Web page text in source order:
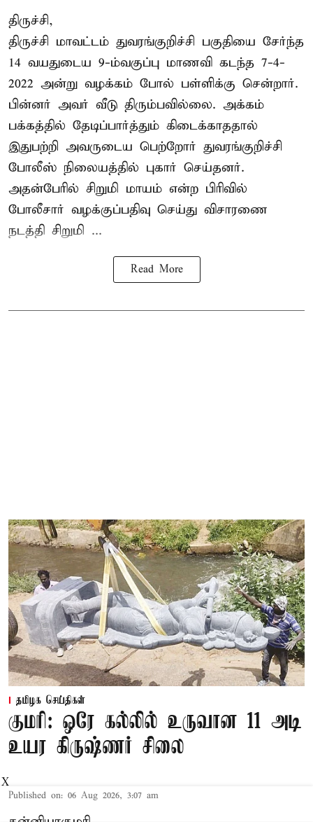
திருச்சி,
திருச்சி மாவட்டம் துவரங்குறிச்சி பகுதியை சேர்ந்த
14 வயதுடைய 9-ம்வகுப்பு மாணவி கடந்த 7-4-
2022 அன்று வழக்கம் போல் பள்ளிக்கு சென்றார்.
பின்னர் அவர் வீடு திரும்பவில்லை. அக்கம்
பக்கத்தில் தேடிப்பார்த்தும் கிடைக்காததால்
இதுபற்றி அவருடைய பெற்றோர் துவரங்குறிச்சி
போலீஸ் நிலையத்தில் புகார் செய்தனர்.
அதன்பேரில் சிறுமி மாயம் என்ற பிரிவில்
போலீசார் வழக்குப்பதிவு செய்து விசாரணை
நடத்தி சிறுமி ...
Read More
தமிழக செய்திகள்
குமரி: ஒரே கல்லில் உருவான 11 அடி
உயர கிருஷ்ணர் சிலை
Published on: 06 Aug 2026, 3:07 am
X